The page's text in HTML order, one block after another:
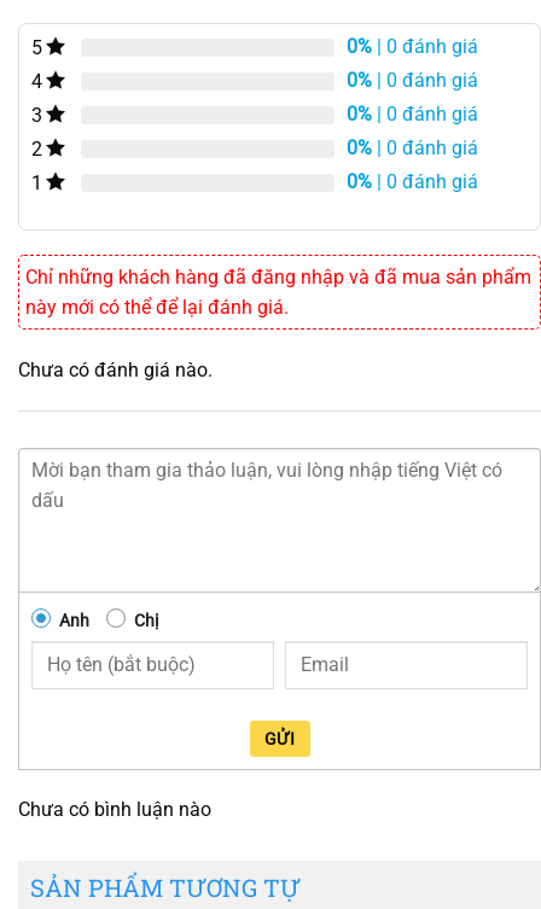
5 0% | 0 đánh giá
4
0% | 0 đánh giá
3
0% | 0 đánh giá
2
0% | 0 đánh giá
1
0% | 0 đánh giá
Chỉ những khách hàng đã đăng nhập và đã mua sản phẩm
này mới có thể để lại đánh giá.
Chưa có đánh giá nào.
Anh Chị
GỬI
Chưa có bình luận nào
SẢN PHẨM TƯƠNG TỰ